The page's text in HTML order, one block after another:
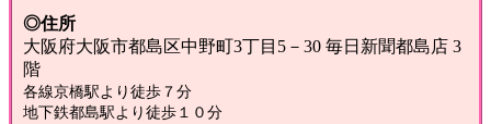
◎住所
大阪府大阪市都島区中野町3丁目5－30 毎日新聞都島店 3
階
各線京橋駅より徒歩７分
地下鉄都島駅より徒歩１０分